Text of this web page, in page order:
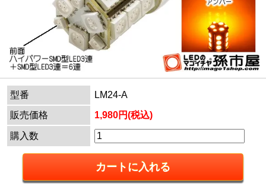
型番
LM24-A
販売価格
1,980円(税込)
購入数